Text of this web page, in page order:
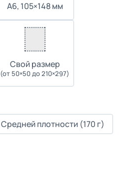
А6, 105×148 мм
Cвой размер
(от 50×50 до 210×297)
Средней плотности (170 г)